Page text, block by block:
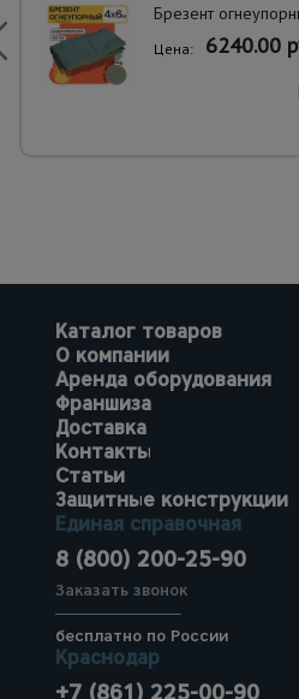
Брезент
Цена: 6240.00
Каталог товаров
О компании
Аренда оборудования
Франшиза
Доставка
Контакты
Статьи
Защитные конструкции
Единая справочная
8 (800) 200-25-90
Заказать звонок
бесплатно по России
Краснодар
+7 (861) 225-00-90